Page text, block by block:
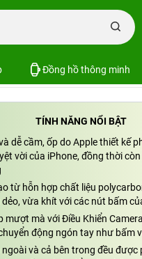
Đồng hồ thông minh
Ốp Lưng Trong
17 Pro | Chính
TÍNH NĂNG NỔI BẬT
dễ cầm, ốp do Apple thiết kế
vời của iPhone, đồng thời
từ hỗn hợp chất liệu
vừa khít với các nút bấm
mượt mà với Điều Khiển
động ngón tay như bấm
ngoài và cả bên trong đều được